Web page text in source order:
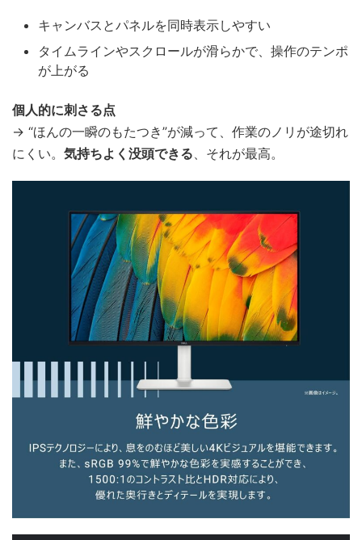
キャンバスとパネルを同時表示しやすい
タイムラインやスクロールが滑らかで、操作のテンポ
が上がる
個人的に刺さる点
→ “ほんの一瞬のもたつき”が減って、作業のノリが途切れ
にくい。 気持ちよく没頭できる、それが最高。